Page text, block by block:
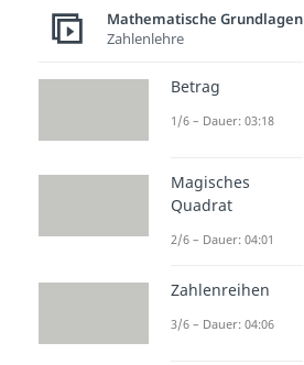
Name
Milliarde
Billiarde
Mathematische Grundlagen
Zahlenlehre
Betrag
1/6 – Dauer: 03:18
Magisches
Quadrat
2/6 – Dauer: 04:01
Zahlenreihen
3/6 – Dauer: 04:06